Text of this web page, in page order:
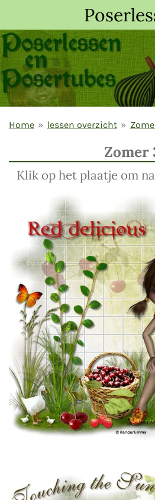
direct
naar
de
hoofdinhoud
Home » lessen overzicht »
Zomer
Klik op het plaatje om